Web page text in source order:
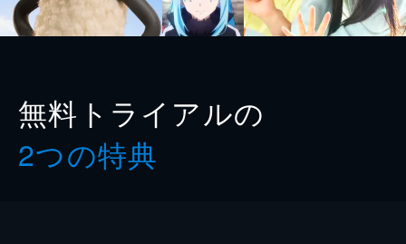
無料トライアルの
2つの特典